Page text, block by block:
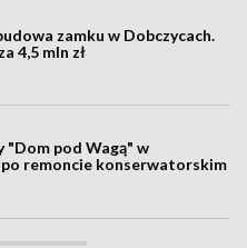
zamku w Dobczycach.
4,5 mln zł
"Dom pod Wagą" w
remoncie konserwatorskim